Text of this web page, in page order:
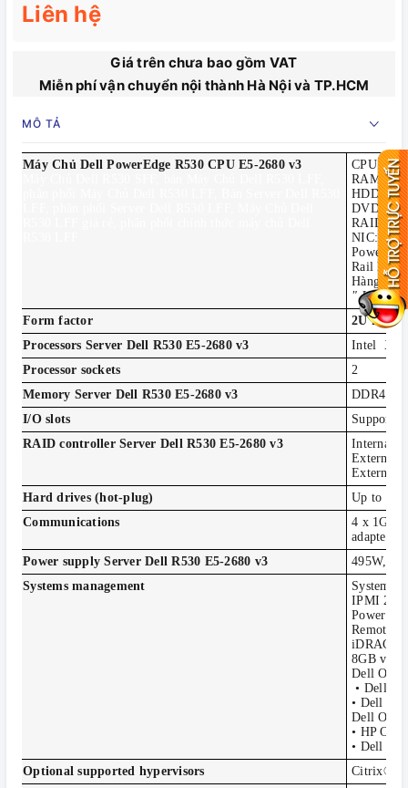
Liên hệ
Giá trên chưa bao gồm VAT
Miễn phí vận chuyển nội thành Hà Nội và TP.HCM
MÔ TẢ
Máy Chủ Dell PowerEdge R530 CPU E5-2680 v3
CPU: 1x
RAM:
HDD:
DVD:
RAID:
NIC:
Power
Rail kit:
Hàng
" Hãy
Form factor
2U rack
Processors Server Dell R530 E5-2680 v3
Intel
Processor sockets
2
Memory Server Dell R530 E5-2680 v3
DDR4
I/O slots
Support
RAID controller Server Dell R530 E5-2680 v3
Internal
External
External
Hard drives (hot-plug)
Up to 8 x
Communications
4 x 1GbE
adapters
Power supply Server Dell R530 E5-2680 v3
495W,
Systems management
Systems
IPMI 2.0
Power
Remote
iDRAC8
8GB
Dell
• Dell
• Dell
Dell
• HP
• Dell
Optional supported hypervisors
Citrix®